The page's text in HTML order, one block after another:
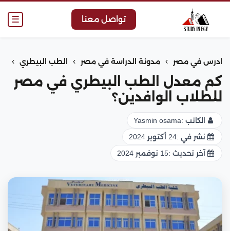
☰ تواصل معنا
ادرس في مصر › مدونة الدراسة في مصر › الطب البيطري ›
كم معدل الطب البيطري في مصر
للطلاب الوافدين؟
الكاتب :Yasmin osama
نشر في :24 أكتوبر 2024
آخر تحديث :15 نوفمبر 2024